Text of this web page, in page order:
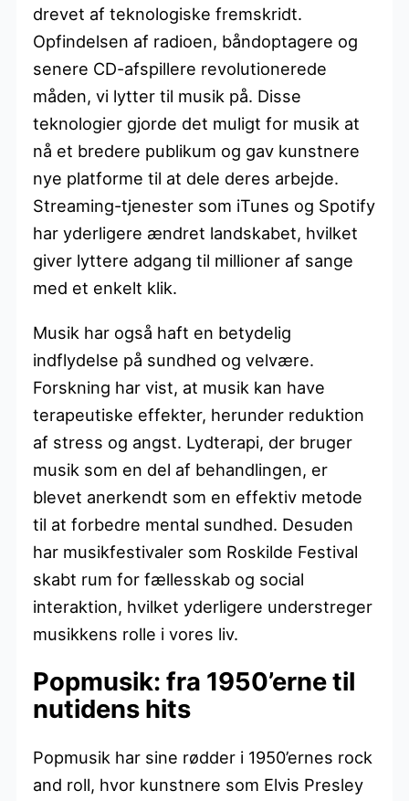
drevet af teknologiske fremskridt.
Opfindelsen af radioen, båndoptagere og
senere CD-afspillere revolutionerede
måden, vi lytter til musik på. Disse
teknologier gjorde det muligt for musik at
nå et bredere publikum og gav kunstnere
nye platforme til at dele deres arbejde.
Streaming-tjenester som iTunes og Spotify
har yderligere ændret landskabet, hvilket
giver lyttere adgang til millioner af sange
med et enkelt klik.
Musik har også haft en betydelig
indflydelse på sundhed og velvære.
Forskning har vist, at musik kan have
terapeutiske effekter, herunder reduktion
af stress og angst. Lydterapi, der bruger
musik som en del af behandlingen, er
blevet anerkendt som en effektiv metode
til at forbedre mental sundhed. Desuden
har musikfestivaler som Roskilde Festival
skabt rum for fællesskab og social
interaktion, hvilket yderligere understreger
musikkens rolle i vores liv.
Popmusik: fra 1950’erne til
nutidens hits
Popmusik har sine rødder i 1950’ernes rock
and roll, hvor kunstnere som Elvis Presley